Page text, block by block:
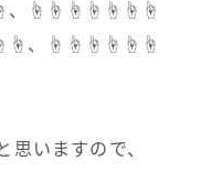
、☝☝☝☝☝☝☝
、☝☝☝☝☝☝
いますので、